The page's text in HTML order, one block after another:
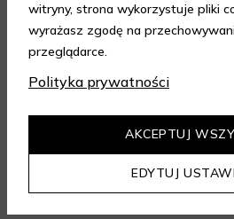
DOWIEDZ SIĘ
witryny, strona wykorzystuje pliki
wyrażasz zgodę na
przeglądarce.
Polityka prywatności
EDYTUJ
AKCEPTUJ